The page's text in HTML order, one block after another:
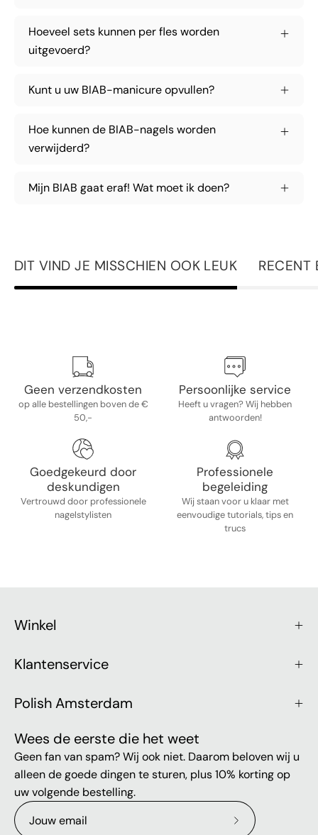
Hoeveel sets kunnen per fles worden
uitgevoerd?
Kunt u uw BIAB-manicure opvullen?
Hoe kunnen de BIAB-nagels worden
verwijderd?
Mijn BIAB gaat eraf! Wat moet ik doen?
DIT VIND JE MISSCHIEN OOK LEUK RECENT
Geen verzendkosten
op alle bestellingen boven de €
50,-
Persoonlijke service
Heeft u vragen? Wij hebben
antwoorden!
Goedgekeurd door
deskundigen
Vertrouwd door professionele
nagelstylisten
Professionele
begeleiding
Wij staan ​​voor u klaar met
eenvoudige tutorials, tips en
trucs
Winkel
Klantenservice
Polish Amsterdam
Wees de eerste die het weet
Geen fan van spam? Wij ook niet. Daarom beloven wij u
alleen de goede dingen te sturen, plus 10% korting op
uw volgende bestelling.
Abonneer